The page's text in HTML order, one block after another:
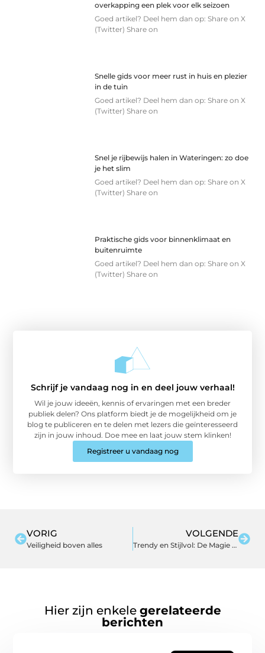
overkapping een plek voor elk seizoen
Goed artikel? Deel hem dan op: Share on X
(Twitter) Share on
Snelle gids voor meer rust in huis en plezier
in de tuin
Goed artikel? Deel hem dan op: Share on X
(Twitter) Share on
Snel je rijbewijs halen in Wateringen: zo doe
je het slim
Goed artikel? Deel hem dan op: Share on X
(Twitter) Share on
Praktische gids voor binnenklimaat en
buitenruimte
Goed artikel? Deel hem dan op: Share on X
(Twitter) Share on
Schrijf je vandaag nog in en deel jouw verhaal!
Wil je jouw ideeën, kennis of ervaringen met een breder
publiek delen? Ons platform biedt je de mogelijkheid om je
blog te publiceren en te delen met lezers die geïnteresseerd
zijn in jouw inhoud. Doe mee en laat jouw stem klinken!
Registreer u vandaag nog
VORIG
Veiligheid boven alles
VOLGENDE
Trendy en Stijlvol: De Magie van Pertini Schoenen
Hier zijn enkele gerelateerde
berichten